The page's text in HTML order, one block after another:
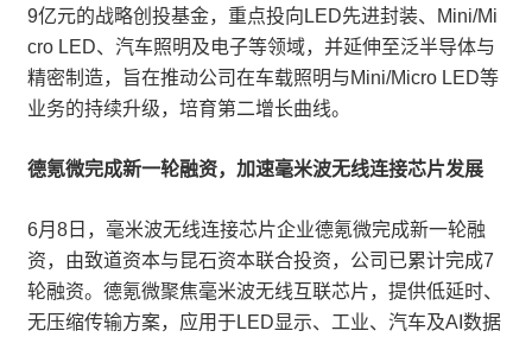
9亿元的战略创投基金，重点投向LED先进封装、Mini/Mi
cro LED、汽车照明及电子等领域，并延伸至泛半导体与
精密制造，旨在推动公司在车载照明与Mini/Micro LED等
业务的持续升级，培育第二增长曲线。
德氪微完成新一轮融资，加速毫米波无线连接芯片发展
6月8日，毫米波无线连接芯片企业德氪微完成新一轮融
资，由致道资本与昆石资本联合投资，公司已累计完成7
轮融资。德氪微聚焦毫米波无线互联芯片，提供低延时、
无压缩传输方案，应用于LED显示、工业、汽车及AI数据